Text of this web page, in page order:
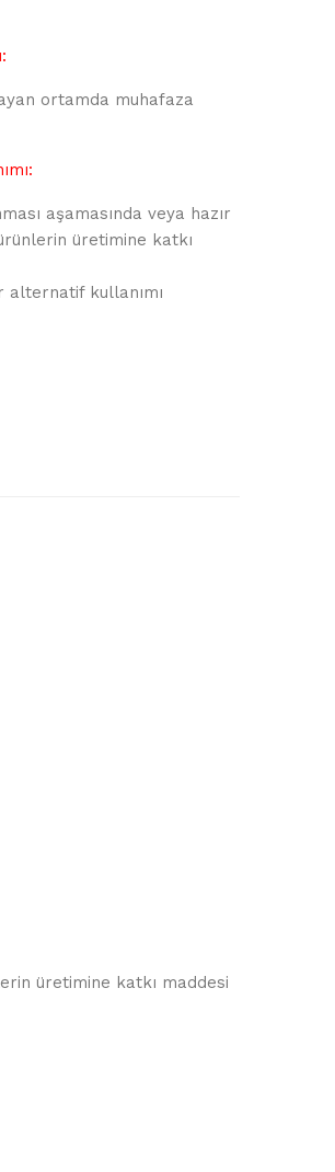
ortamda muhafaza
aşamasında veya hazır
üretimine katkı
alternatif kullanımı
üretimine katkı maddesi